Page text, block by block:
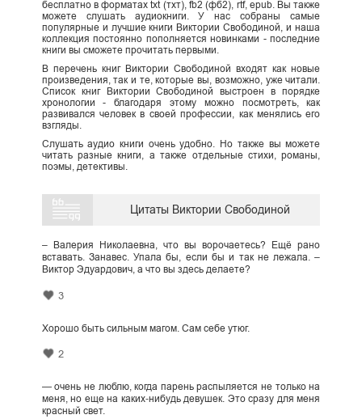
бесплатно в форматах txt (тхт), fb2 (фб2), rtf, epub. Вы также
можете слушать аудиокниги. У нас собраны самые
популярные и лучшие книги Виктории Свободиной, и наша
коллекция постоянно пополняется новинками - последние
книги вы сможете прочитать первыми.
В перечень книг Виктории Свободиной входят как новые
произведения, так и те, которые вы, возможно, уже читали.
Список книг Виктории Свободиной выстроен в порядке
хронологии - благодаря этому можно посмотреть, как
развивался человек в своей профессии, как менялись его
взгляды.
Слушать аудио книги очень удобно. Но также вы можете
читать разные книги, а также отдельные стихи, романы,
поэмы, детективы.
Цитаты Виктории Свободиной
– Валерия Николаевна, что вы ворочаетесь? Ещё рано
вставать. Занавес. Упала бы, если бы и так не лежала. –
Виктор Эдуардович, а что вы здесь делаете?
3
Хорошо быть сильным магом. Сам себе утюг.
2
— очень не люблю, когда парень распыляется не только на
меня, но еще на каких‑нибудь девушек. Это сразу для меня
красный свет.